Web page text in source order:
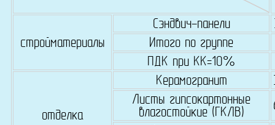
стройматериалы
Сэндвич-панели
Итого по группе
ПДК при КК=10%
отделка
Керамогранит
Листы гипсокартонные
влагостойкие (ГКЛВ)